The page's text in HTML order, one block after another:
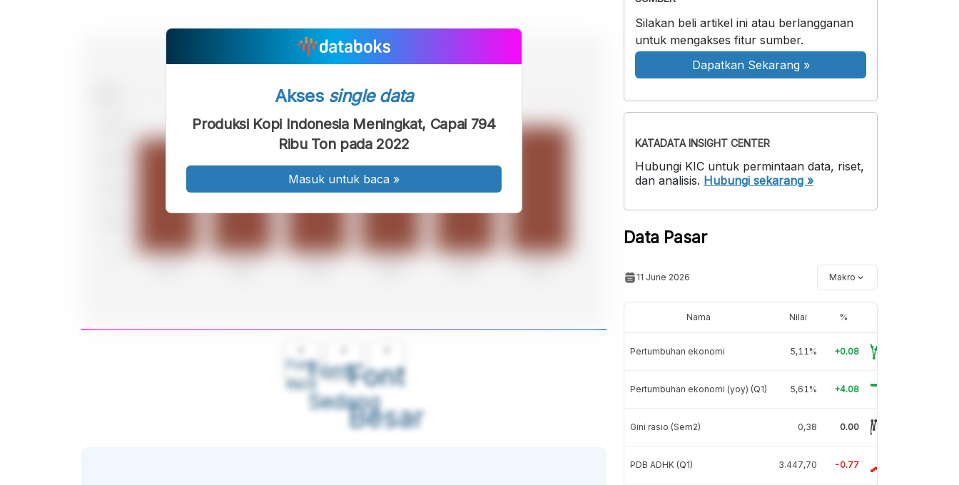
Font
Kecil
Font
Sedang
Font
Besar
Akses single data
Produksi Kopi Indonesia Meningkat, Capai 794
Ribu Ton pada 2022
Masuk untuk baca »
Silakan beli artikel ini atau berlangganan
untuk mengakses fitur sumber.
Dapatkan Sekarang »
KATADATA INSIGHT CENTER
Hubungi KIC untuk permintaan data, riset,
dan analisis. Hubungi sekarang »
Data Pasar
11 June 2026 Makro
Nama Nilai %
Pertumbuhan ekonomi 5,11% +0.08
Pertumbuhan ekonomi (yoy) (Q1) 5,61% +4.08
Gini rasio (Sem2) 0,38 0.00
PDB ADHK (Q1) 3.447,70 -0.77